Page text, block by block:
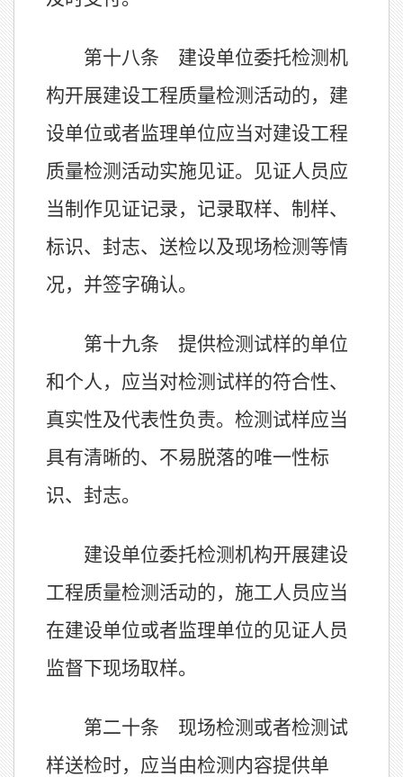
第十八条 建设单位委托检测机
构开展建设工程质量检测活动的，建
设单位或者监理单位应当对建设工程
质量检测活动实施见证。见证人员应
当制作见证记录，记录取样、制样、
标识、封志、送检以及现场检测等情
况，并签字确认。
第十九条 提供检测试样的单位
和个人，应当对检测试样的符合性、
真实性及代表性负责。检测试样应当
具有清晰的、不易脱落的唯一性标
识、封志。
建设单位委托检测机构开展建设
工程质量检测活动的，施工人员应当
在建设单位或者监理单位的见证人员
监督下现场取样。
第二十条 现场检测或者检测试
样送检时，应当由检测内容提供单